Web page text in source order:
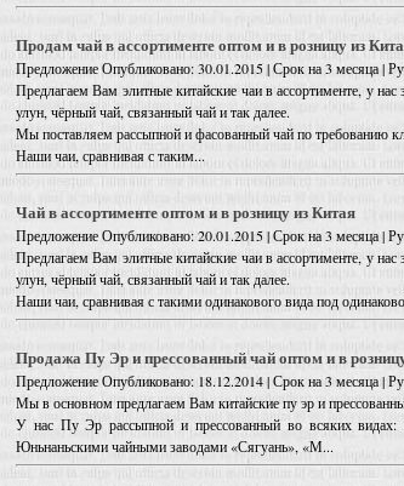
Продам чай в ассортименте оптом и в розницу из
ПредложениеОпубликовано: 30.01.2015 | Срок на 3 месяца |
Предлагаем Вам элитные китайские чаи в ассортименте, у
улун, чёрный чай, связанный чай и так далее.
Мы поставляем рассыпной и фасованный чай по требованию
Наши чаи, сравнивая с таким...
Чай в ассортименте оптом и в розницу из Китая
ПредложениеОпубликовано: 20.01.2015 | Срок на 3 месяца |
Предлагаем Вам элитные китайские чаи в ассортименте, у
улун, чёрный чай, связанный чай и так далее.
Наши чаи, сравнивая с такими одинакового вида под
Продажа Пу Эр и прессованный чай оптом и в
ПредложениеОпубликовано: 18.12.2014 | Срок на 3 месяца |
Мы в основном предлагаем Вам китайские пу эр и
У нас Пу Эр рассыпной и прессованный во всяких
Юньнаньскими чайными заводами «Сягуань», «М...